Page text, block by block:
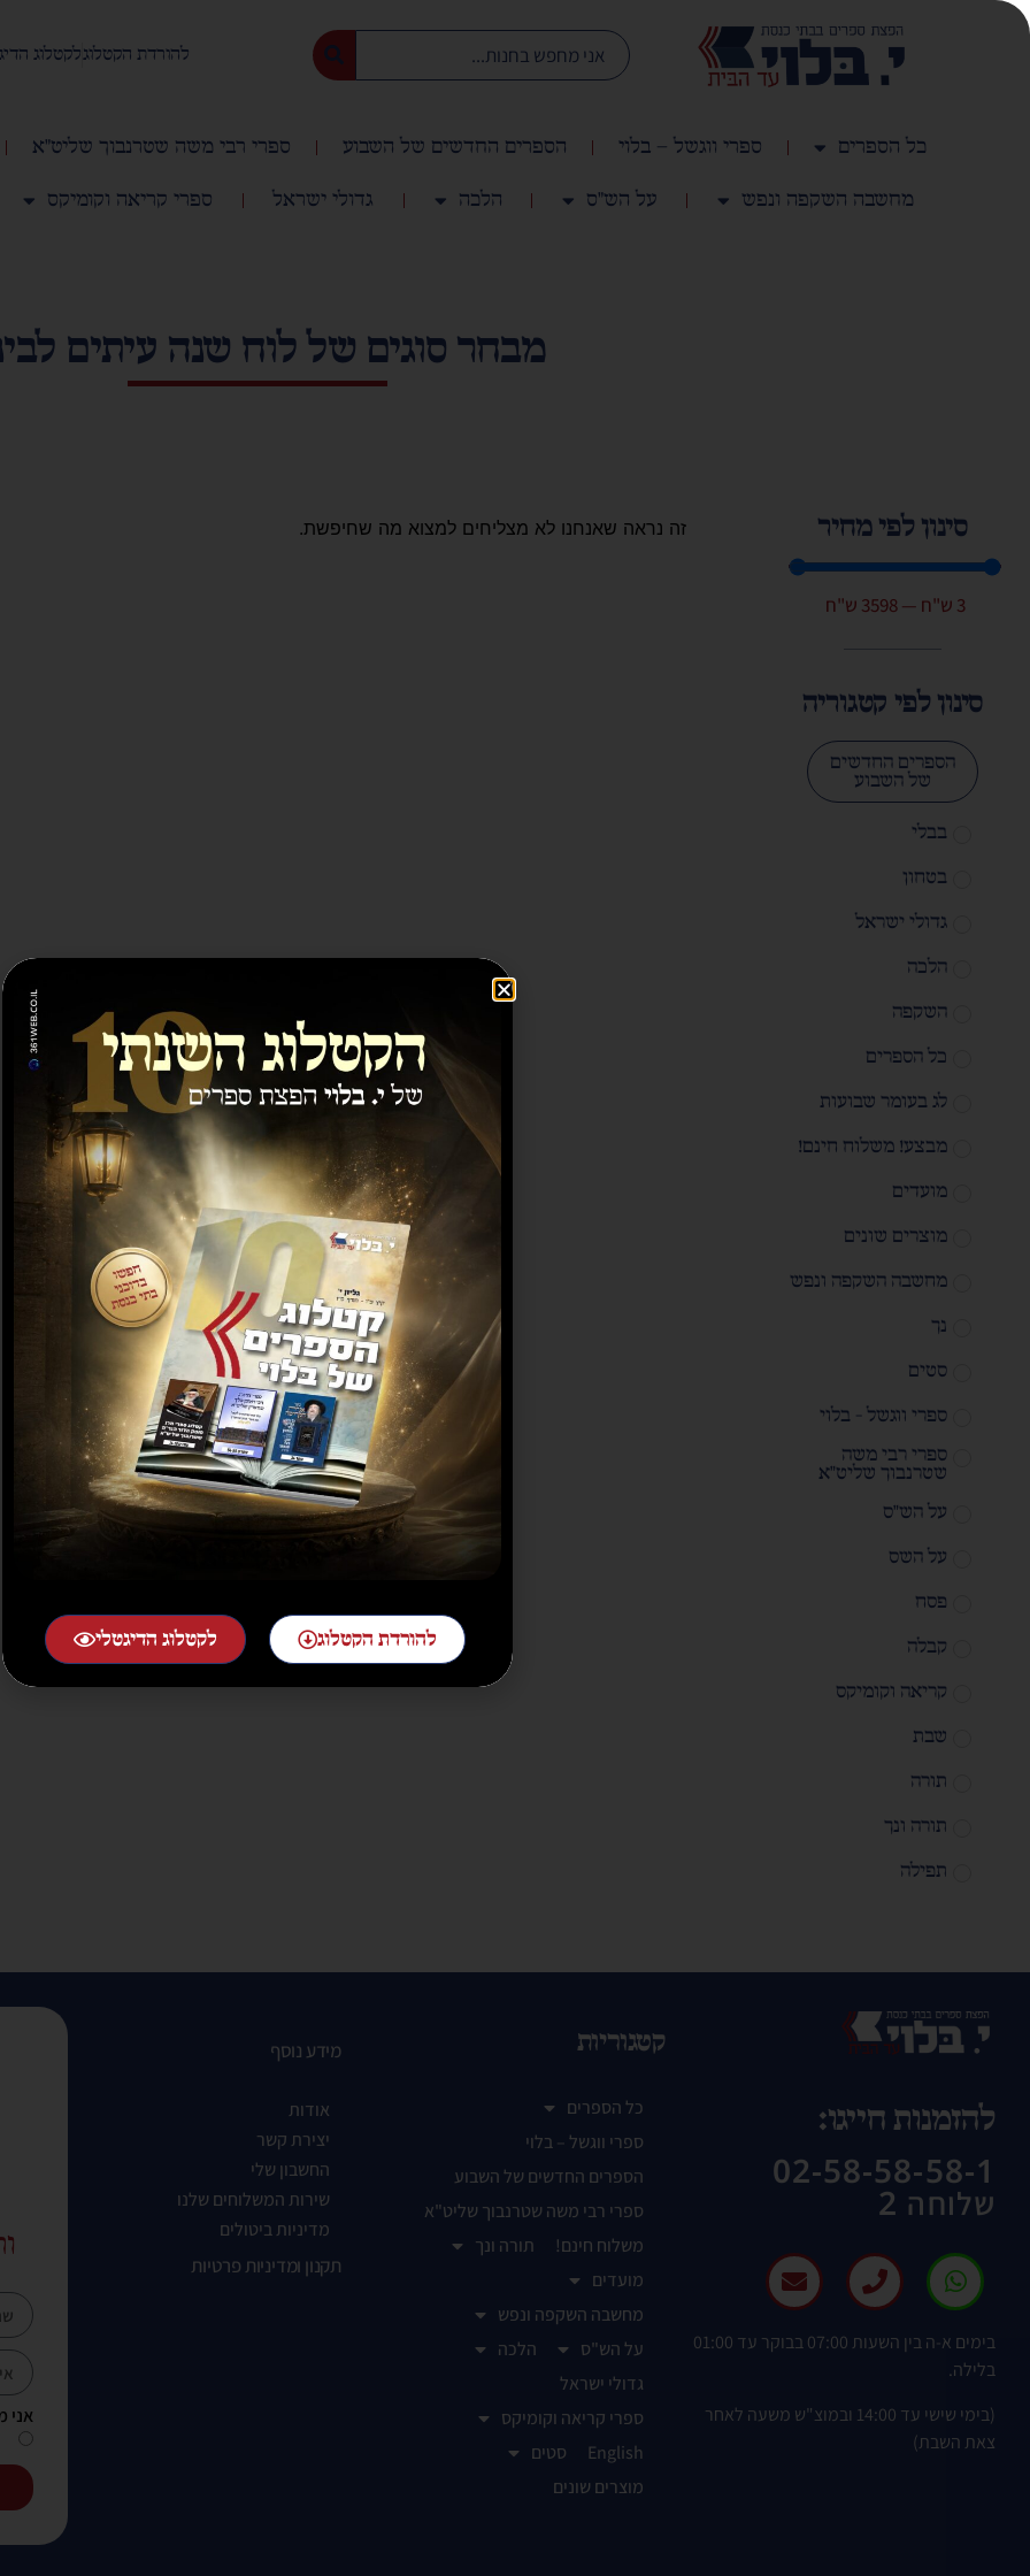
להורדת הקטלוג לקטלוג
כל הספרים ספרי ווגשל – בלוי הספרים החדשים של השבוע ספרי רבי משה שטרנבוך שליט"א
מחשבה השקפה ונפש על הש"ס הלכה גדולי ישראל ספרי קריאה וקומיקס
מבחר סוגים של לוח שנה עיתים
סינון לפי מחיר
3 ש"ח —
3598 ש"ח
סינון לפי קטגוריה
הספרים החדשים
של השבוע
בבלי
בטחון
גדולי ישראל
הלכה
השקפה
כל הספרים
לג בעומר שבועות
מבצע! משלוח חינם!
מועדים
מוצרים שונים
מחשבה השקפה ונפש
נך
סטים
ספרי ווגשל - בלוי
ספרי רבי משה
שטרנבוך שליט"א
על הש"ס
על השס
פסח
קבלה
קריאה וקומיקס
שבת
תורה
תורה ונך
תפילה
זה נראה שאנחנו לא מצליחים למצוא מה שחיפשת.
להזמנות חייגו:
02-58-58-58-1
שלוחה 2
בימים א-ה בין השעות 07:00 בבוקר עד 01:00
בלילה.
(בימי שישי עד 14:00 ובמוצ"ש משעה לאחר
צאת השבת)
קטגוריות
כל הספרים
ספרי ווגשל – בלוי
הספרים החדשים של השבוע
ספרי רבי משה שטרנבוך שליט"א
משלוח חינם!
תורה ונך
מועדים
מחשבה השקפה ונפש
על הש"ס
הלכה
גדולי ישראל
ספרי קריאה וקומיקס
English
סטים
מוצרים שונים
מידע נוסף
אודות
יצירת קשר
החשבון שלי
שירות המשלוחים שלנו
מדיניות ביטולים
תקנון ומדיניות פרטיות
אני
להורדת הקטלוג לקטלוג הדיגטלי